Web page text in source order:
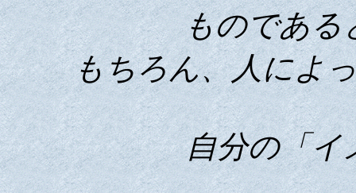
ものである
もちろん、人によ
自分の「イ